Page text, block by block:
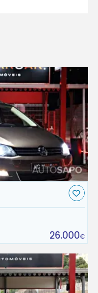
26.000€